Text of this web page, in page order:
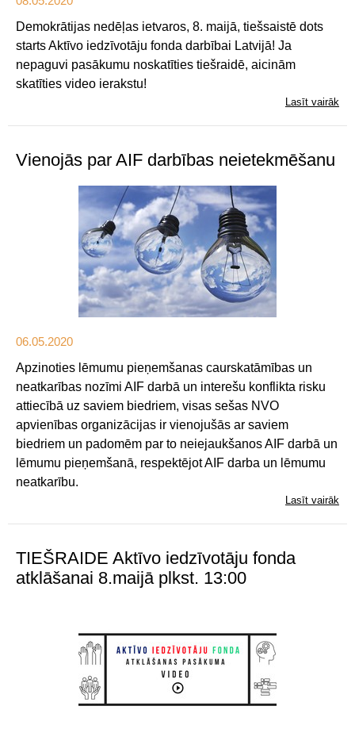
Demokrātijas nedēļas ietvaros, 8. maijā, tiešsaistē dots
starts Aktīvo iedzīvotāju fonda darbībai Latvijā! Ja
nepaguvi pasākumu noskatīties tiešraidē, aicinām
skatīties video ierakstu!
Lasīt vairāk
Vienojās par AIF darbības neietekmēšanu
06.05.2020
Apzinoties lēmumu pieņemšanas caurskatāmības un
neatkarības nozīmi AIF darbā un interešu konflikta risku
attiecībā uz saviem biedriem, visas sešas NVO
apvienības organizācijas ir vienojušās ar saviem
biedriem un padomēm par to neiejaukšanos AIF darbā un
lēmumu pieņemšanā, respektējot AIF darba un lēmumu
neatkarību.
Lasīt vairāk
TIEŠRAIDE Aktīvo iedzīvotāju fonda
atklāšanai 8.maijā plkst. 13:00